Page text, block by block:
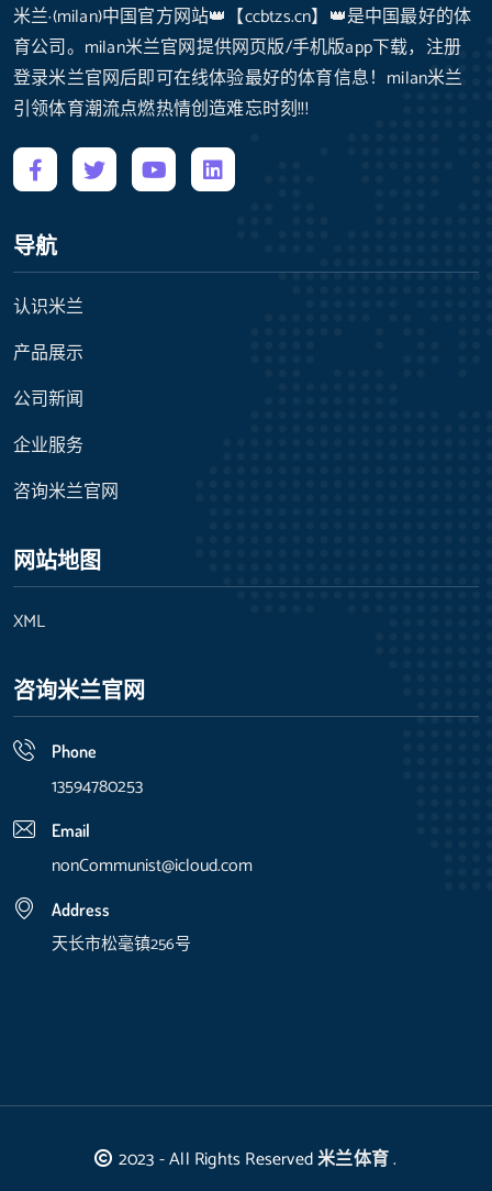
米兰·(milan)中国官方网站👑【ccbtzs.cn】👑是中国最好的体
育公司。milan米兰官网提供网页版/手机版app下载，注册
登录米兰官网后即可在线体验最好的体育信息！milan米兰
引领体育潮流点燃热情创造难忘时刻!!!
导航
认识米兰
产品展示
公司新闻
企业服务
咨询米兰官网
网站地图
XML
咨询米兰官网
Phone
13594780253
Email
nonCommunist@icloud.com
Address
天长市松毫镇256号
2023 - All Rights Reserved米兰体育.